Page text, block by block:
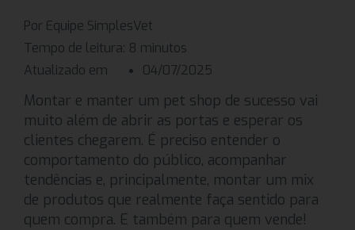
Por Equipe SimplesVet
Tempo de leitura: 8 minutos
Atualizado em
04/07/2025
Montar e manter um pet shop de sucesso vai
muito além de abrir as portas e esperar os
clientes chegarem. É preciso entender o
comportamento do público, acompanhar
tendências e, principalmente, montar um mix
de produtos que realmente faça sentido para
quem compra. E também para quem vende!